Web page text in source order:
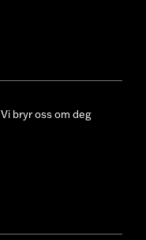
Vi bryr oss om deg